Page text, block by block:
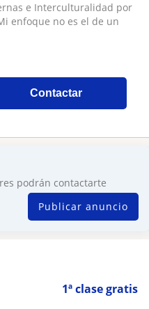
e Interculturalidad por
enfoque no es el de un
Contactar
podrán contactarte
Publicar anuncio
1ª clase gratis